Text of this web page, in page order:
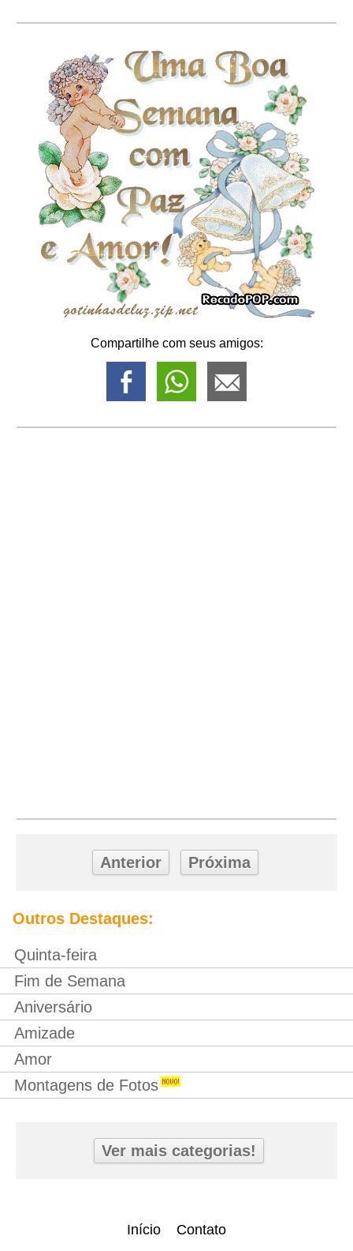
Compartilhe com seus amigos:
Anterior Próxima
Outros Destaques:
Quinta-feira
Fim de Semana
Aniversário
Amizade
Amor
Montagens de Fotos
Ver mais categorias!
Início Contato